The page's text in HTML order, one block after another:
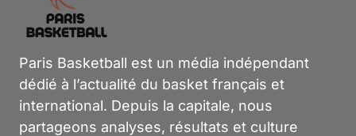
Paris Basketball est un média indépendant
dédié à l’actualité du basket français et
international. Depuis la capitale, nous
partageons analyses, résultats et culture